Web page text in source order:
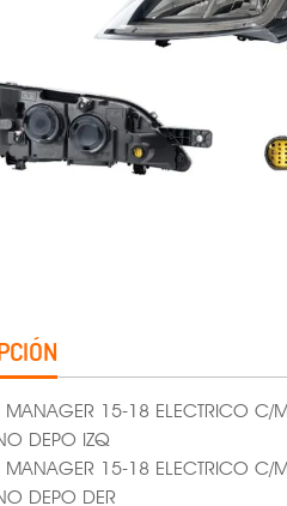
MANAGER 15-18 ELECTRICO C/
DEPO IZQ
MANAGER 15-18 ELECTRICO C/
DEPO DER